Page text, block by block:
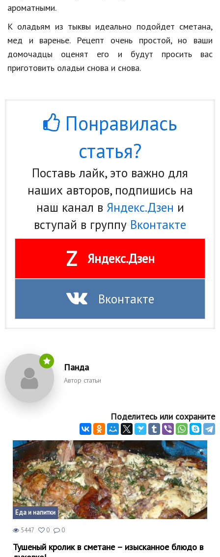
ароматными.
К оладьям из тыквы идеально подойдет сметана,
мед и варенье. Рецепт очень простой, но ваши
домочадцы оценят его и будут просить вас
приготовить оладьи снова и снова.
Понравилась
статья?
Поставь лайк, это важно для
наших авторов, подпишись на
наш канал в Яндекс.Дзен и
вступай в группу Вконтакте
Z Яндекс.Дзен
Вконтакте
Панда
Автор статьи
Поделитесь или сохраните
Еда и напитки
5447 0 0
Тушеный кролик в сметане – изысканное блюдо в